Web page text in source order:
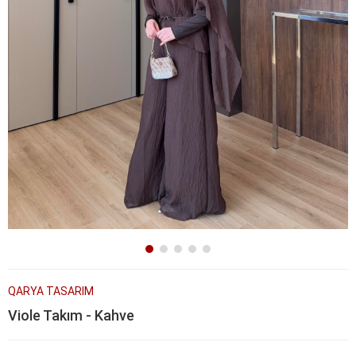
QARYA TASARIM
Viole Takım - Kahve